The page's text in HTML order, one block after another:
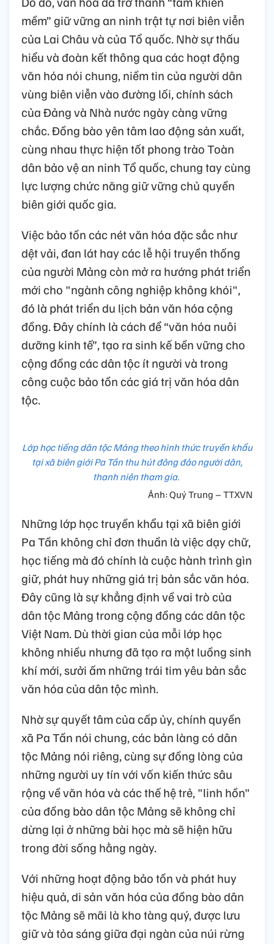
mềm” giữ vững an ninh trật tự nơi biên viễn
của Lai Châu và của Tổ quốc. Nhờ sự thấu
hiểu và đoàn kết thông qua các hoạt động
văn hóa nói chung, niềm tin của người dân
vùng biên viễn vào đường lối, chính sách
của Đảng và Nhà nước ngày càng vững
chắc. Đồng bào yên tâm lao động sản xuất,
cùng nhau thực hiện tốt phong trào Toàn
dân bảo vệ an ninh Tổ quốc, chung tay cùng
lực lượng chức năng giữ vững chủ quyền
biên giới quốc gia.
Việc bảo tồn các nét văn hóa đặc sắc như
dệt vải, đan lát hay các lễ hội truyền thống
của người Mảng còn mở ra hướng phát triển
mới cho "ngành công nghiệp không khói",
đó là phát triển du lịch bản văn hóa cộng
đồng. Đây chính là cách để “văn hóa nuôi
dưỡng kinh tế”, tạo ra sinh kế bền vững cho
cộng đồng các dân tộc ít người và trong
công cuộc bảo tồn các giá trị văn hóa dân
tộc.
Lớp học tiếng dân tộc Mảng theo hình thức truyền khẩu
tại xã biên giới Pa Tần thu hút đông đảo người dân,
thanh niên tham gia.
Ảnh: Quý Trung – TTXVN
Những lớp học truyền khẩu tại xã biên giới
Pa Tần không chỉ đơn thuần là việc dạy chữ,
giữ, phát huy những giá trị bản sắc văn hóa.
Đây cũng là sự khẳng định về vai trò của
dân tộc Mảng trong cộng đồng các dân tộc
Việt Nam. Dù thời gian của mỗi lớp học
không nhiều nhưng đã tạo ra một luồng sinh
khí mới, sưởi ấm những trái tim yêu bản sắc
văn hóa của dân tộc mình.
xã Pa Tần nói chung, các bản làng có dân
tộc Mảng nói riêng, cùng sự đồng lòng của
những người uy tín với vốn kiến thức sâu
rộng về văn hóa và các thế hệ trẻ, "linh hồn"